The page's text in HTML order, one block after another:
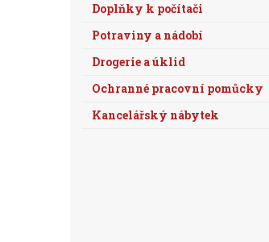
Doplňky k počítači
Potraviny a nádobí
Drogerie a úklid
Ochranné pracovní pomůcky
Kancelářský nábytek